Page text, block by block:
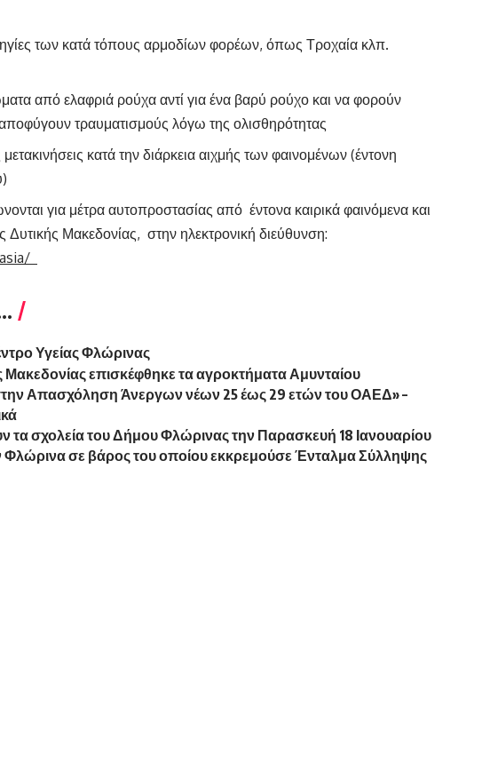
των κατά τόπους αρμοδίων φορέων, όπως Τροχαία κλπ.
από ελαφριά ρούχα αντί για ένα βαρύ ρούχο και να φορούν
τραυματισμούς λόγω της ολισθηρότητας
κατά την διάρκεια αιχμής των φαινομένων (έντονη
για μέτρα αυτοπροστασίας από έντονα καιρικά φαινόμενα και
Δυτικής Μακεδονίας, στην ηλεκτρονική διεύθυνση:
Υγείας Φλώρινας
Μακεδονίας επισκέφθηκε τα αγροκτήματα Αμυνταίου
Απασχόληση Άνεργων νέων 25 έως 29 ετών του ΟΑΕΔ» –
τα σχολεία του Δήμου Φλώρινας την Παρασκευή 18 Ιανουαρίου
σε βάρος του οποίου εκκρεμούσε Ένταλμα Σύλληψης